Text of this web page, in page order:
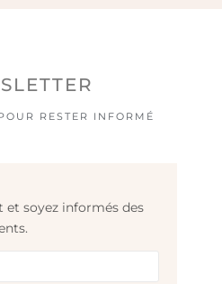
RESTER INFORMÉ
et soyez informés des